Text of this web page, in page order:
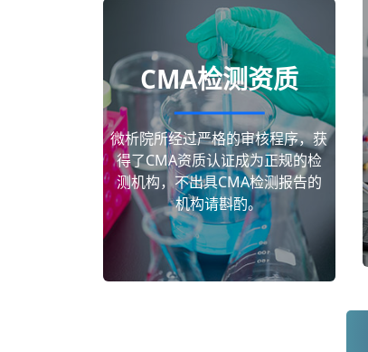
CMA检测资质
微析院所经过严格的审核程序，获
得了CMA资质认证成为正规的检
测机构，不出具CMA检测报告的
机构请斟酌。